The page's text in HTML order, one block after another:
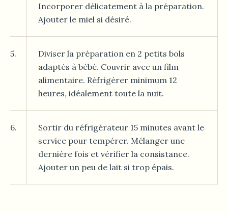
Incorporer délicatement à la préparation.
Ajouter le miel si désiré.
5.
Diviser la préparation en 2 petits bols
adaptés à bébé. Couvrir avec un film
alimentaire. Réfrigérer minimum 12
heures, idéalement toute la nuit.
6.
Sortir du réfrigérateur 15 minutes avant le
service pour tempérer. Mélanger une
dernière fois et vérifier la consistance.
Ajouter un peu de lait si trop épais.